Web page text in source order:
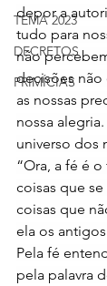
TEMA 2023
DECRETOS
PRIMÍCIAS
depor a
tudo para
não
decisões
as nossas
nossa
universo dos
“Ora, a fé é
coisas que
coisas que
ela os
Pela fé
pela palavra